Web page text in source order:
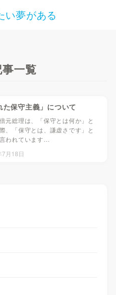
夢がある
事一覧
た保守主義」について
元総理は、「保守とは何か」と
、「保守とは、謙虚さです」と
われています…
月18日